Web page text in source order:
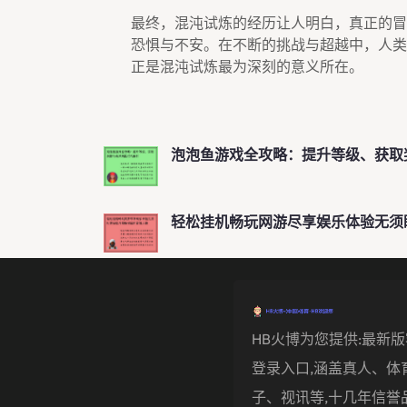
最终，混沌试炼的经历让人明白，真正的
恐惧与不安。在不断的挑战与超越中，人
正是混沌试炼最为深刻的意义所在。
泡泡鱼游戏全攻略：提升等级、获
轻松挂机畅玩网游尽享娱乐体验无
HB火博为您提供:最新
登录入口,涵盖真人、体
子、视讯等,十几年信誉